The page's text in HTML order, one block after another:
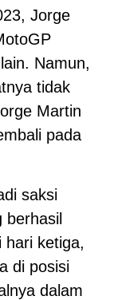
Jorge
Namun,
tidak
Martin
pada
saksi
berhasil
hari ketiga,
di posisi
dalam